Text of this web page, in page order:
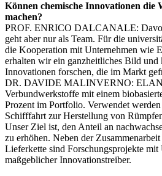
Können chemische Innovationen
machen?
PROF. ENRICO DALCANALE:
geht aber nur als Team. Für die
die Kooperation mit Unternehmen wie
erhalten wir ein ganzheitliches Bild und
Innovationen forschen, die im Markt
DR. DAVIDE MALINVERNO:
Verbundwerkstoffe mit einem
Prozent im Portfolio. Verwendet
Schifffahrt zur Herstellung von
Unser Ziel ist, den Anteil an
zu erhöhen. Neben der
Lieferkette sind Forschungsprojekte mit
maßgeblicher Innovationstreiber.